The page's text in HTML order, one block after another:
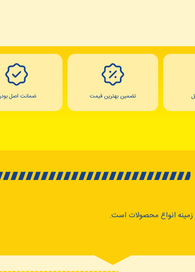
تضمین بهترین قیمت ضمانت اصل
انواع محصولات است.